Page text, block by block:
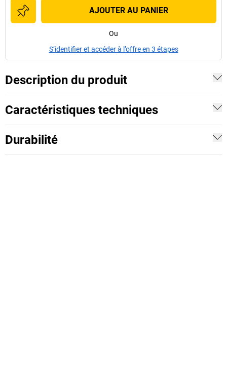
AJOUTER AU PANIER
Ou
S’identifier et accéder à l’offre en 3 étapes
Description du produit
Caractéristiques techniques
Durabilité